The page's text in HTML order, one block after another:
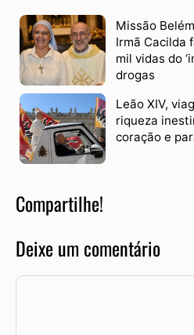
Missão
Irmã Cacilda
mil vidas do
drogas
Leão XIV,
riqueza
coração e
Compartilhe!
Deixe um comentário
Comentário